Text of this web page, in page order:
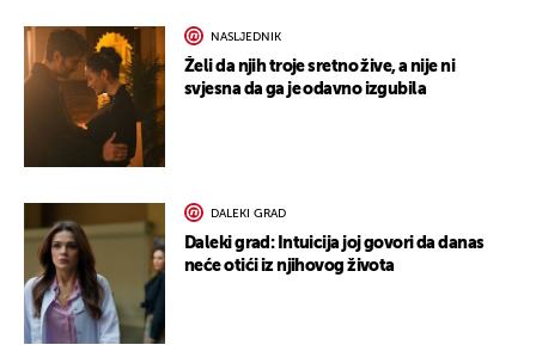
NASLJEDNIK
Želi da njih troje sretno žive, a nije ni
svjesna da ga je odavno izgubila
DALEKI GRAD
Daleki grad: Intuicija joj govori da danas
neće otići iz njihovog života